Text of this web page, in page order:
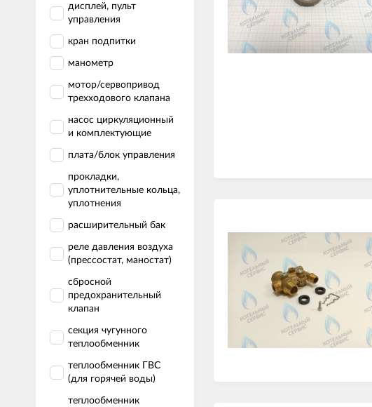
дисплей, пульт
управления
кран подпитки
манометр
мотор/сервопривод
трехходового клапана
насос циркуляционный
и комплектующие
плата/блок управления
прокладки,
уплотнительные кольца,
уплотнения
расширительный бак
реле давления воздуха
(прессостат, маностат)
сбросной
предохранительный
клапан
секция чугунного
теплообменник
теплообменник ГВС
(для горячей воды)
теплообменник